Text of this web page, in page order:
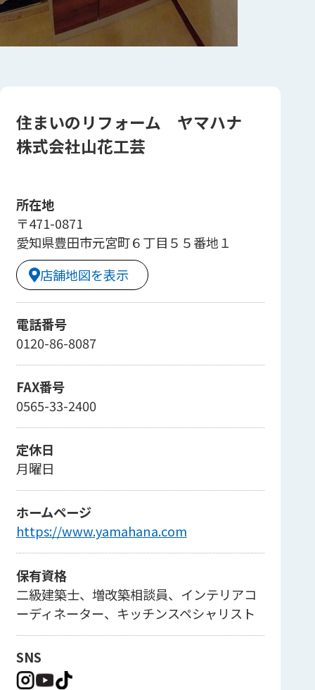
住まいのリフォーム ヤマハナ
株式会社山花工芸
所在地
〒471-0871
愛知県豊田市元宮町６丁目５５番地１
店舗地図を表示
電話番号
0120-86-8087
FAX番号
0565-33-2400
定休日
月曜日
ホームページ
https://www.yamahana.com
保有資格
二級建築士、増改築相談員、インテリアコ
ーディネーター、キッチンスペシャリスト
SNS